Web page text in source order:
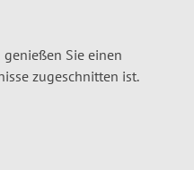
Sie einen
zugeschnitten ist.